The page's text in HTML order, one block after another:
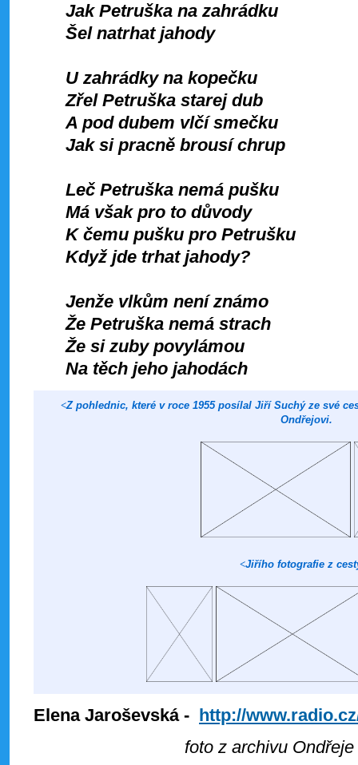
Jak Petruška na zahrádku
Šel natrhat jahody
U zahrádky na kopečku
Zřel Petruška starej dub
A pod dubem vlčí smečku
Jak si pracně brousí chrup
Leč Petruška nemá pušku
Má však pro to důvody
K čemu pušku pro Petrušku
Když jde trhat jahody?
Jenže vlkům není známo
Že Petruška nemá strach
Že si zuby povylámou
Na těch jeho jahodách
<Z pohlednic, které v roce 1955 posílal Jiří Suchý ze své
Ondřejovi.
<Jiřího fotografie z
Elena Jaroševská - http://
foto z archivu